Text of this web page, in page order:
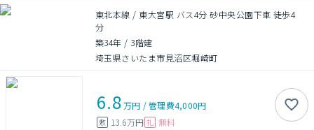
東北本線 / 東大宮駅 バス4分 砂中央公園下車 徒歩4
分
築34年 / 3階建
埼玉県さいたま市見沼区堀崎町
6.8万円 /管理費4,000円
敷 13.6万円 礼 無料